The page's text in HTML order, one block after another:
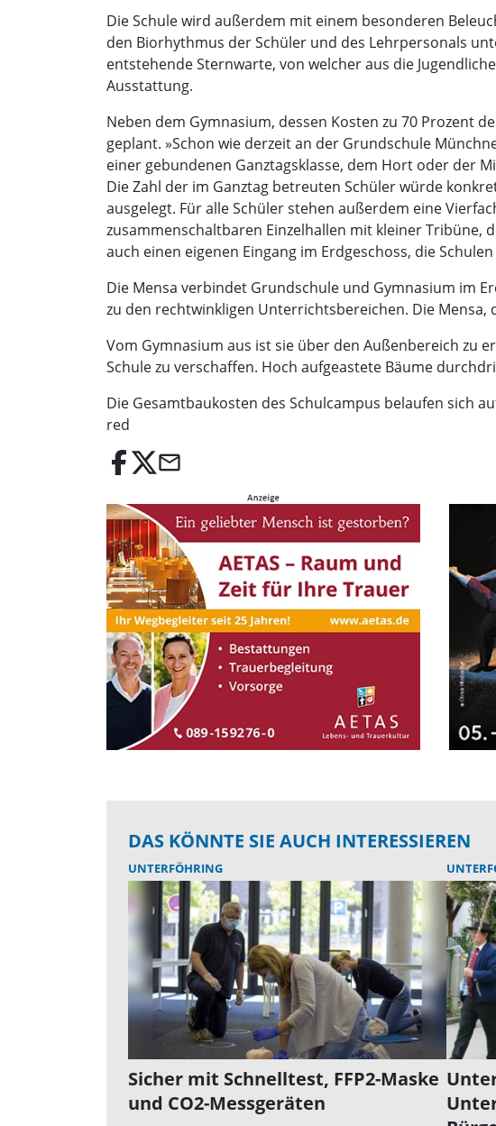
Die Schule wird außerdem mit einem besonderen
den Biorhythmus der Schüler und des Lehrpersonals
entstehende Sternwarte, von welcher aus die
Ausstattung.
Neben dem Gymnasium, dessen Kosten zu 70 Prozent
geplant. »Schon wie derzeit an der Grundschule
einer gebundenen Ganztagsklasse, dem Hort oder der
Die Zahl der im Ganztag betreuten Schüler würde
ausgelegt. Für alle Schüler stehen außerdem eine
zusammenschaltbaren Einzelhallen mit kleiner Tribüne,
auch einen eigenen Eingang im Erdgeschoss, die
Die Mensa verbindet Grundschule und Gymnasium im
zu den rechtwinkligen Unterrichtsbereichen. Die
Vom Gymnasium aus ist sie über den Außenbereich zu
Schule zu verschaffen. Hoch aufgeastete Bäume
Die Gesamtbaukosten des Schulcampus belaufen sich
red
email
DAS KÖNNTE SIE AUCH INTERESSIEREN
UNTERFÖHRING
Sicher mit Schnelltest, FFP2-Maske
und CO2-Messgeräten